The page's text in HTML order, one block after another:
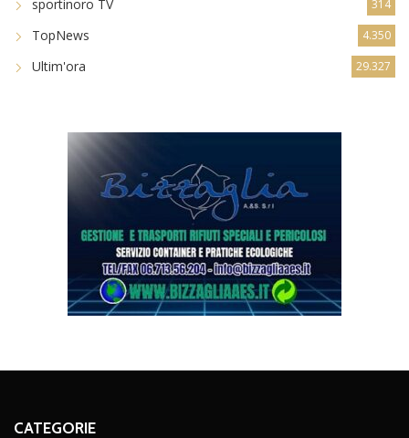
sportinoro TV 314
TopNews 4.350
Ultim'ora 29.327
CATEGORIE